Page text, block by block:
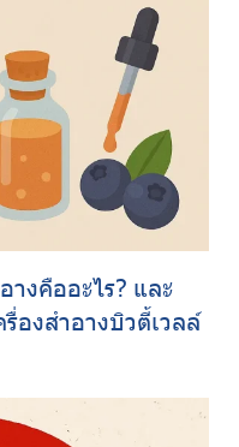
งคืออะไร? และ
องสำอางบิวตี้เวลล์